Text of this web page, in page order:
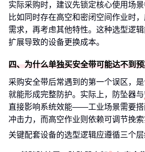
实际采购时，建议先锁定核心使用场景
比如同时存在高空和密闭空间作业时
需求，再考虑其他特性。这种选型逻
扩展导致的设备更换成本。
四、为什么单独买安全带可能达不到预
采购安全带后常遇到的第一个误区，
就能形成完整防护。实际上，防坠器与
直接影响系统效能——工业场景需要搭
冲击力，而高空作业则依赖可调节挽索
关键配套设备的选型逻辑应遵循三个层